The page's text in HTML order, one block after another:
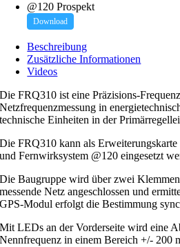
@120 Prospekt
Download
Beschreibung
Zusätzliche Informationen
Videos
Die FRQ310 ist eine Präzisions-
Netzfrequenzmessung in
technische Einheiten in der
Die FRQ310 kann als
und Fernwirksystem @120 eingesetzt
Die Baugruppe wird über zwei
messende Netz angeschlossen und
GPS-Modul erfolgt die Bestimmung
Mit LEDs an der Vorderseite wird eine
Nennfrequenz in einem Bereich +/- 200